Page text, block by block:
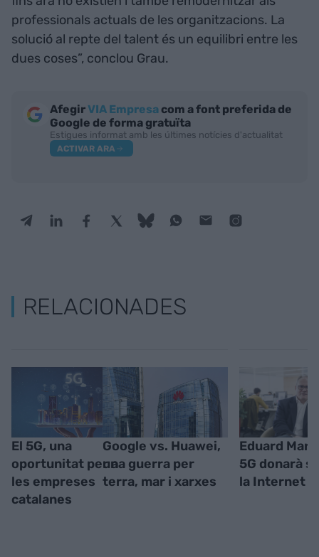
professionals actuals de les organitzacions. La
solució al repte del talent és un equilibri entre les
dues coses”, conclou Grau.
AfegirVIA Empresa com a font preferida de
Google de forma gratuïta
Estigues informat amb les últimes notícies d'actualitat
ACTIVAR ARA
RELACIONADES
El 5G, una
oportunitat per a
les empreses
catalanes
Google vs. Huawei,
una guerra per
terra, mar i xarxes
Eduard
5G donarà
la Internet